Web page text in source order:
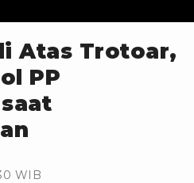
Atas Trotoar,
PP
WIB